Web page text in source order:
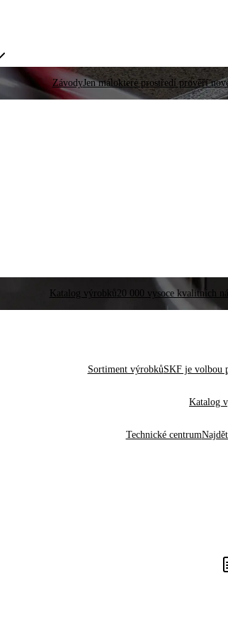
ZávodyJen málokteré prostředí prověří
Katalog výrobků20 000 vysoce kvalitních
Sortiment výrobkůSKF je volbou
Katalog
Technické centrum